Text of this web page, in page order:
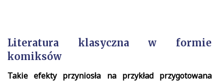
Literatura klasyczna w formie
komiksów
Takie efekty przyniosła na przykład przygotowana